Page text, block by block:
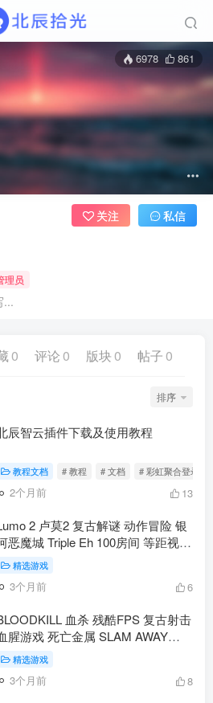
6978 861
理员
...
关注 私信
0 评论 0 版块 0 帖子 0
排序
辰智云插件下载及使用教程
教程文档 # 教程 # 文档 # 彩虹聚合登录
2个月前 13
2 卢莫2 复古解谜 动作冒险 银
恶魔城 Triple Eh 100房间 等距视角
致敬80年代 官方中文 PS5 Switch
Xbox PC 2025年10月9(动作冒险）
精选游戏
3个月前 6
血杀 残酷FPS 复古射击
腥游戏 死亡金属 SLAM AWAY
GAMES 类毁灭战士 类雷神之锤 官
方中文 5.4G（动作冒险）
精选游戏
3个月前 8